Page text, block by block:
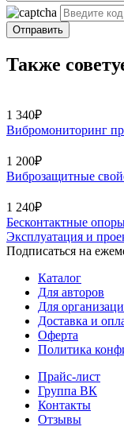
Отправить
Также
1 340₽
Вибромониторинг
1 200₽
Виброзащитные
1 240₽
Бесконтактные
Эксплуатация и
Подписаться на
Каталог
Для авторов
Для
Доставка и
Оферта
Политика
Прайс-лист
Группа ВК
Контакты
Отзывы